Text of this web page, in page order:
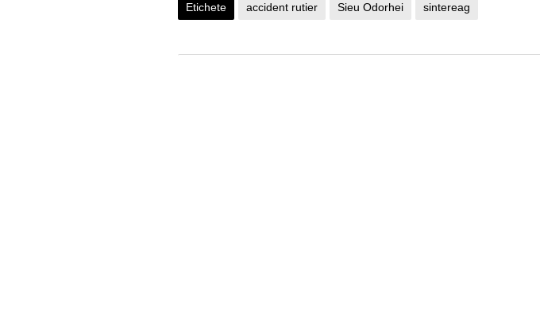
Etichete accident rutier Sieu Odorhei sintereag